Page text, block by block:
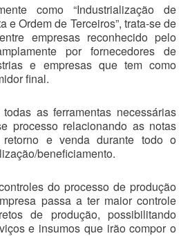
como “Industrialização de
e Ordem de Terceiros”, trata-se de
empresas reconhecido pelo
por fornecedores de
e empresas que tem como
final.
as ferramentas necessárias
processo relacionando as notas
e venda durante todo o
beneficiamento.
do processo de produção
passa a ter maior controle
de produção, possibilitando
e insumos que irão compor o